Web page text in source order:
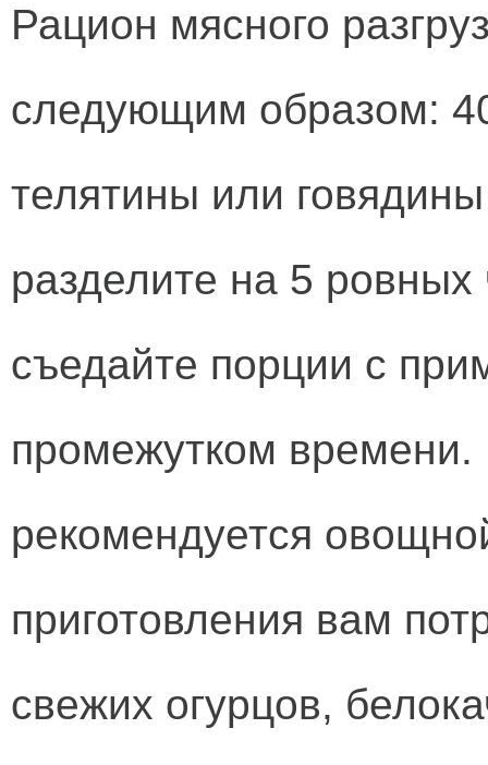
Рацион мясного
следующим образом:
телятины или
разделите на 5 ровных
съедайте порции с
промежутком
рекомендуется
приготовления вам
свежих огурцов,